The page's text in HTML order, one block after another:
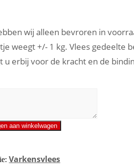
wij alleen bevroren in
weegt +/- 1 kg. Vlees gedeelte
u erbij voor de kracht en de
aan winkelwagen
Varkensvlees